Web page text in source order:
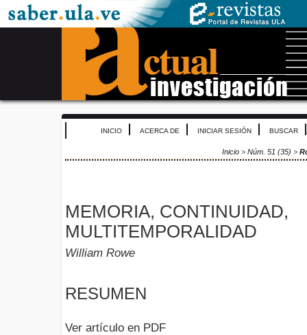
INICIO ACERCA DE INICIAR SESIÓN BUSCAR
Inicio> Núm. 51 (35) >
MEMORIA, CONTINUIDAD,
MULTITEMPORALIDAD
William Rowe
RESUMEN
Ver artículo en PDF